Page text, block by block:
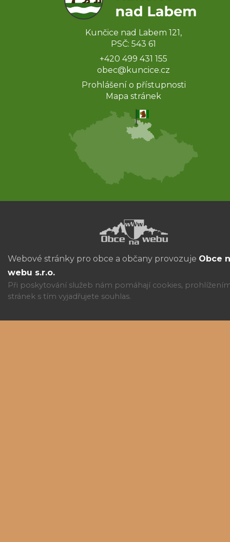
Kunčice nad Labem 121,
PSČ: 543 61
+420 499 431 155
obec@kuncice.cz
Prohlášení o přístupnosti
Mapa stránek
Webové stránky pro obce a občany provozuje Obce
webu s.r.o.
Při poskytování služeb nám pomáhají cookies,
stránek s tím vyjadřujete souhlas.